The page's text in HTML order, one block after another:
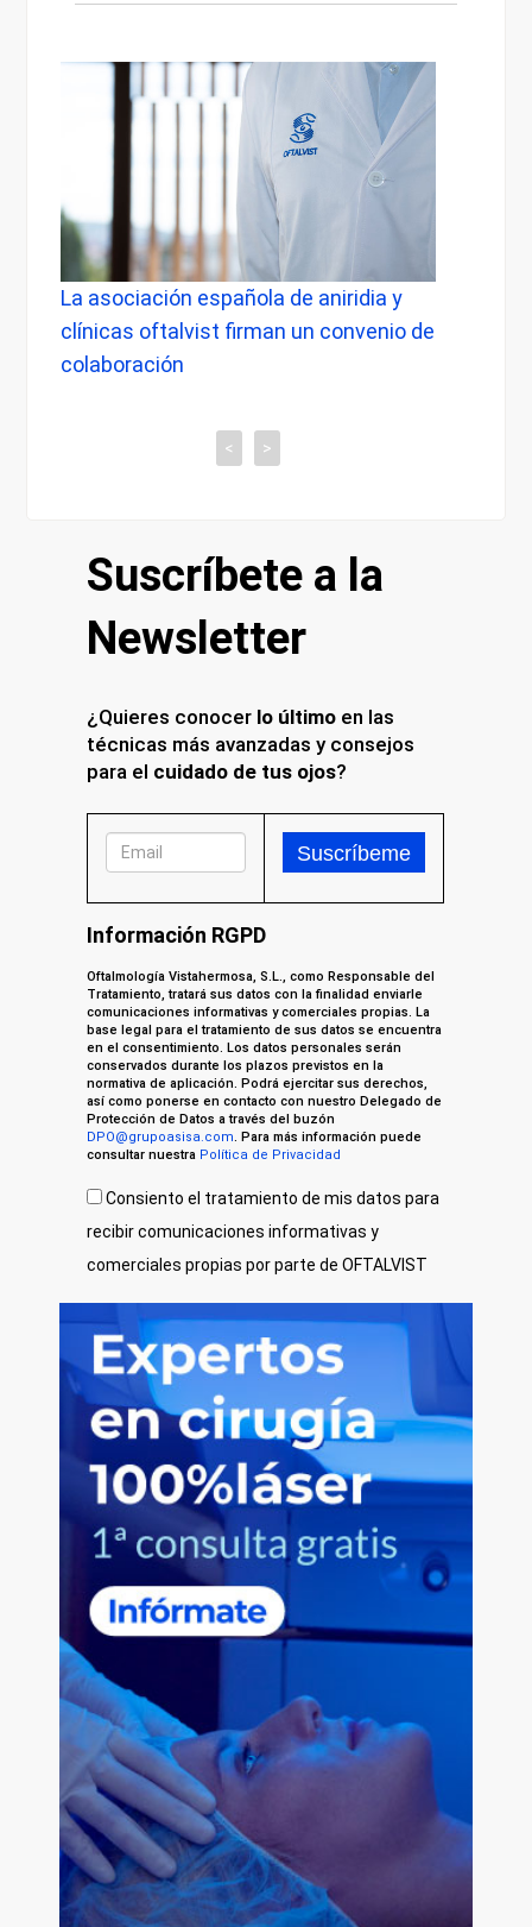
La asociación española de aniridia y
clínicas oftalvist firman un convenio de
colaboración
< >
Suscríbete a la
Newsletter
¿Quieres conocer lo último en las
técnicas más avanzadas y consejos
para el cuidado de tus ojos?
Información RGPD
Oftalmología Vistahermosa, S.L., como Responsable del
Tratamiento, tratará sus datos con la finalidad enviarle
comunicaciones informativas y comerciales propias. La
base legal para el tratamiento de sus datos se encuentra
en el consentimiento. Los datos personales serán
conservados durante los plazos previstos en la
normativa de aplicación. Podrá ejercitar sus derechos,
así como ponerse en contacto con nuestro Delegado de
Protección de Datos a través del buzón
DPO@grupoasisa.com. Para más información puede
consultar nuestra Política de Privacidad
Consiento el tratamiento de mis datos para
recibir comunicaciones informativas y
comerciales propias por parte de OFTALVIST